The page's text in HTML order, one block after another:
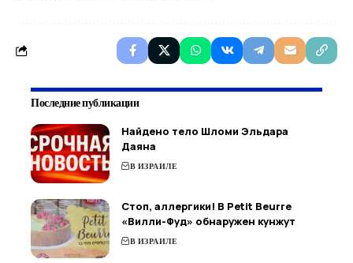
Последние публикации
Найдено тело Шломи Эльдара
Даяна
В ИЗРАИЛЕ
Стоп, аллергики! В Petit Beurre
«Вилли-Фуд» обнаружен кунжут
В ИЗРАИЛЕ